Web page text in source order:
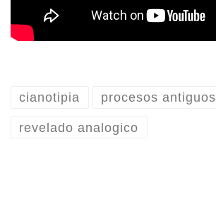
cianotipia procesos antiguos
revelado analogico